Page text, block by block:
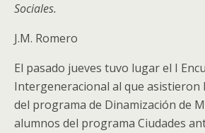
Sociales.
J.M. Romero
El pasado jueves tuvo lugar el I
Intergeneracional al que asistieron
del programa de Dinamización de
alumnos del programa Ciudades